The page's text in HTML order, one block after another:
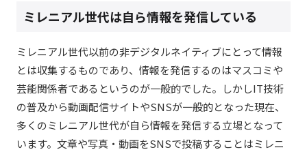
ミレニアル世代は自ら情報を発信している
ミレニアル世代以前の非デジタルネイティブにとって情報
とは収集するものであり、情報を発信するのはマスコミや
芸能関係者であるというのが一般的でした。しかしIT技術
の普及から動画配信サイトやSNSが一般的となった現在、
多くのミレニアル世代が自ら情報を発信する立場となって
います。文章や写真・動画をSNSで投稿することはミレニ